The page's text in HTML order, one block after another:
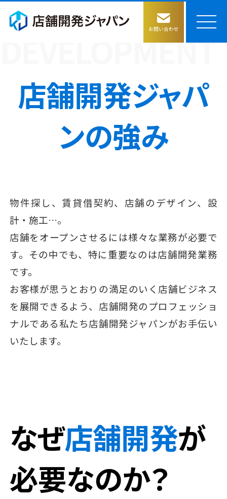
お問い合わせ
サービス
物件評価の仕組み構築
ごあいさつ
会社概要
仲介業者様へ
弊社クライアント様の出店条件
物件情報を紹介する
店舗開発ジャパ
ンの強み
物件探し、賃貸借契約、店舗のデザイン、設
計・施工…。
店舗をオープンさせるには様々な業務が必要で
す。その中でも、特に重要なのは店舗開発業務
です。
お客様が思うとおりの満足のいく店舗ビジネス
を展開できるよう、 店舗開発のプロフェッショ
ナルである私たち店舗開発ジャパンがお手伝い
いたします。
なぜ店舗開発が
必要なのか？